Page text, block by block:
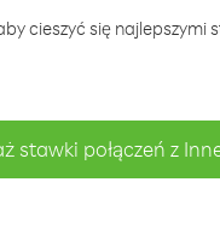
cieszyć się najlepszymi
stawki połączeń z